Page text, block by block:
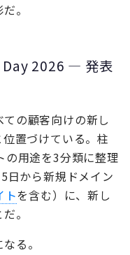
。
2026 — 発表
の顧客向けの新し
置づけている。柱
の用途を3分類に整理
日から新規ドメイン
トを含む）に、新し
。
る。